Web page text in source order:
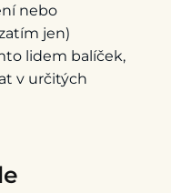
nebo
jen)
lidem balíček,
v určitých